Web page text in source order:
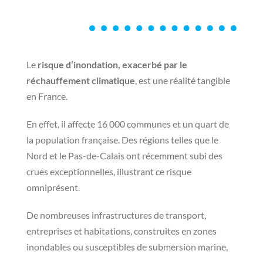
Le risque d’inondation, exacerbé par le
réchauffement climatique, est une réalité tangible
en France.
En effet, il affecte 16 000 communes et un quart de
la population française. Des régions telles que le
Nord et le Pas-de-Calais ont récemment subi des
crues exceptionnelles, illustrant ce risque
omniprésent.
De nombreuses infrastructures de transport,
entreprises et habitations, construites en zones
inondables ou susceptibles de submersion marine,